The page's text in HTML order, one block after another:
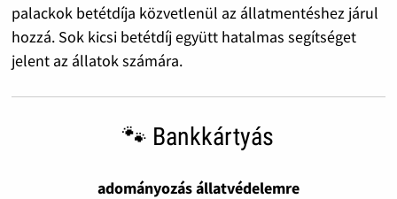
palackok betétdíja közvetlenül az állatmentéshez járul
hozzá. Sok kicsi betétdíj együtt hatalmas segítséget
jelent az állatok számára.
🐾 Bankkártyás
adományozás állatvédelemre